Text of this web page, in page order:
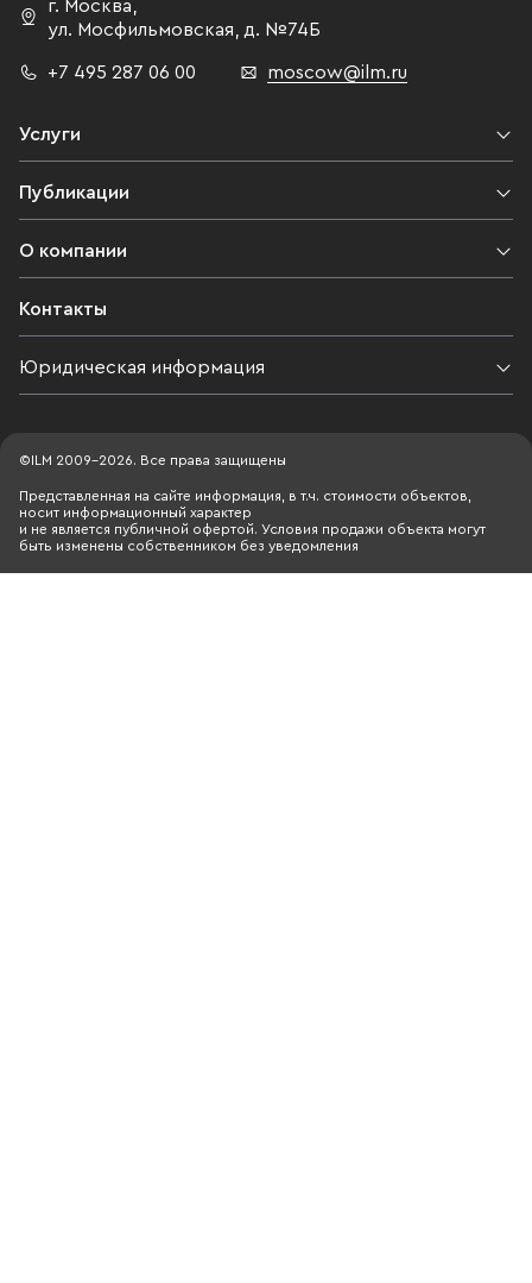
г. Москва
ул. Мосфильмовская,
д. №74Б
+7 495 287 06 00 moscow@ilm.ru
Услуги
Публикации
О компании
Контакты
Юридическая информация
©ILM 2009-2026. Все права защищены
Представленная на сайте информация, в т.ч. стоимости объектов,
носит информационный характер
и не является публичной офертой. Условия продажи объекта могут
быть изменены собственником без уведомления